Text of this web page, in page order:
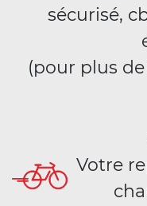
sécurisé,
(pour plus
Votre